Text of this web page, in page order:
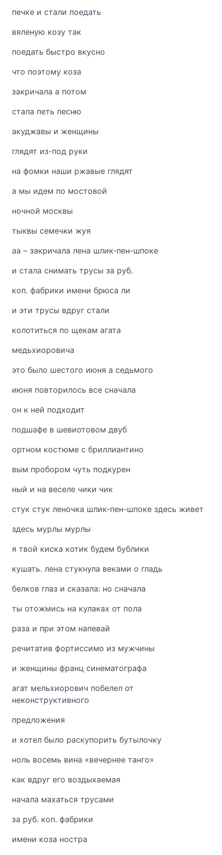
печке и стали поедать
вяленую козу так
поедать быстро вкусно
что поэтому коза
закричала а потом
стала петь песню
акуджавы и женщины
глядят из-под руки
на фомки наши ржавые глядят
а мы идем по мостовой
ночной москвы
тыквы семечки жуя
аа – закричала лена шлик-пен-шпоке
и стала снимать трусы за руб.
коп. фабрики имени брюса ли
и эти трусы вдруг стали
колотиться по щекам агата
медьхиоровича
это было шестого июня а седьмого
июня повторилось все сначала
он к ней подходит
подшафе в шевиотовом двуб
ортном костюме с бриллиантино
вым пробором чуть подкурен
ный и на веселе чики чик
стук стук леночка шлик-пен-шпоке здесь живет
здесь мурлы мурлы
я твой киска котик будем бублики
кушать. лена стукнула веками о гладь
белков глаз и сказала: но сначала
ты отожмись на кулаках от пола
раза и при этом напевай
речитатив фортиссимо из мужчины
и женщины франц синематографа
агат мельхиорович побелел от
неконструктивного
предложения
и хотел было раскупорить бутылочку
ноль восемь вина «вечернее танго»
как вдруг его воздыхаемая
начала махаться трусами
за руб. коп. фабрики
имени коза ностра